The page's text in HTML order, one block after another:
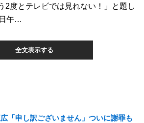
2度とテレビでは見れない！」と題し
午…
全文表示する
広「申し訳ございません」ついに謝罪も